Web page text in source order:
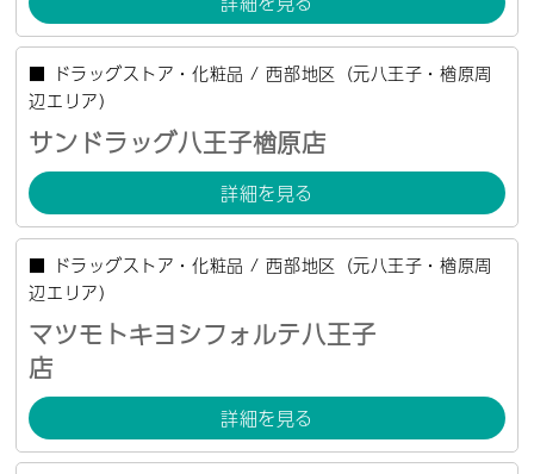
■ ドラッグストア・化粧品 /西部地区（元八王子・楢原周
辺エリア）
サンドラッグ八王子楢原店
詳細を見る
■ ドラッグストア・化粧品 /西部地区（元八王子・楢原周
辺エリア）
マツモトキヨシフォルテ八王子
店
詳細を見る